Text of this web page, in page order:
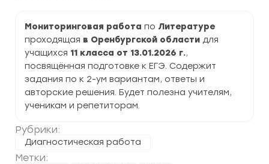
Мониторинговая работа по Литературе
проходящая в Оренбургской области для
учащихся 11 класса от 13.01.2026 г.,
посвящённая подготовке к ЕГЭ. Содержит
задания по к 2-ум вариантам, ответы и
авторские решения. Будет полезна учителям,
ученикам и репетиторам.
Рубрики:
Диагностическая работа
Метки:
класс
задания
и
ответы